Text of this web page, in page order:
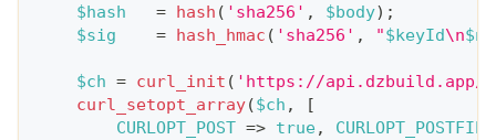
$hash
= hash ( 'sha256' , $body) ;
$sig
= hash_hmac ( 'sha256' , "$keyId\n
$ch = curl_init ( 'https://api.dzbuild.app/
curl_setopt_array($ch ,
[
CURLOPT_POST => true,